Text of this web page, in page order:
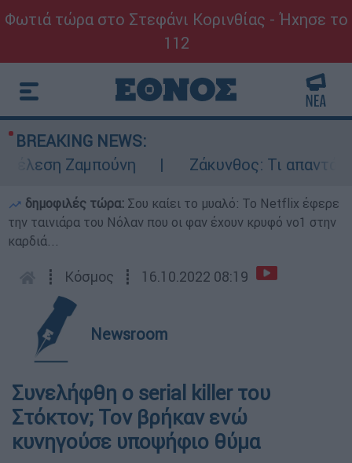
Φωτιά τώρα στο Στεφάνι Κορινθίας - Ήχησε το
112
BREAKING NEWS:
Ζαμπούνη
Ζάκυνθος: Τι απαντά η
δημοφιλές τώρα: Σου καίει το μυαλό: Το Netflix έφερε
την ταινιάρα του Νόλαν που οι φαν έχουν κρυφό νο1 στην
καρδιά...
┋ Κόσμος ┋ 16.10.2022 08:19
Newsroom
Συνελήφθη ο serial killer του
Στόκτον; Τον βρήκαν ενώ
κυνηγούσε υποψήφιο θύμα